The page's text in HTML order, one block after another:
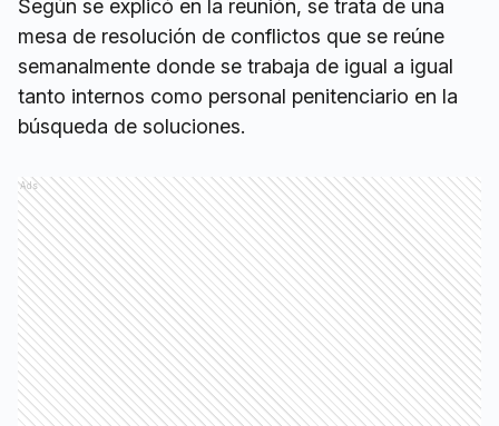
Según se explicó en la reunión, se trata de una
mesa de resolución de conflictos que se reúne
semanalmente donde se trabaja de igual a igual
tanto internos como personal penitenciario en la
búsqueda de soluciones.
Ads